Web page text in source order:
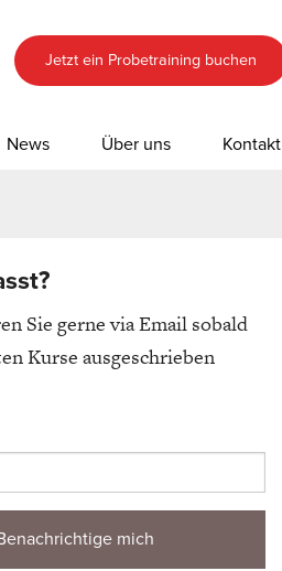
Jetzt ein Probetraining buchen
News Über uns Kontakt
Sie gerne via Email sobald
Kurse ausgeschrieben